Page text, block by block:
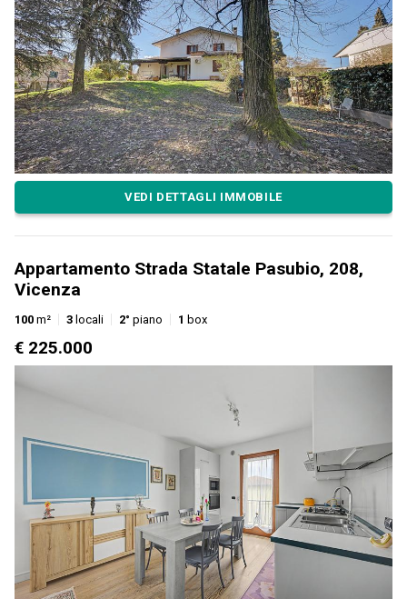
VEDI DETTAGLI IMMOBILE
Appartamento Strada Statale Pasubio, 208,
Vicenza
100 m² 3 locali 2° piano 1 box
€ 225.000